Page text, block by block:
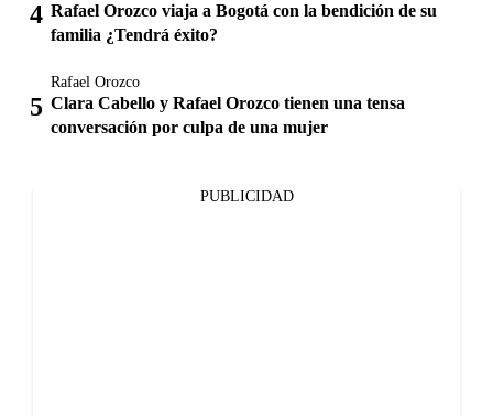
Rafael Orozco viaja a Bogotá con la bendición de su
familia ¿Tendrá éxito?
Rafael Orozco
Clara Cabello y Rafael Orozco tienen una tensa
conversación por culpa de una mujer
PUBLICIDAD